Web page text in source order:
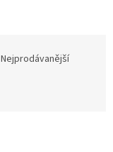
Nejprodávanější